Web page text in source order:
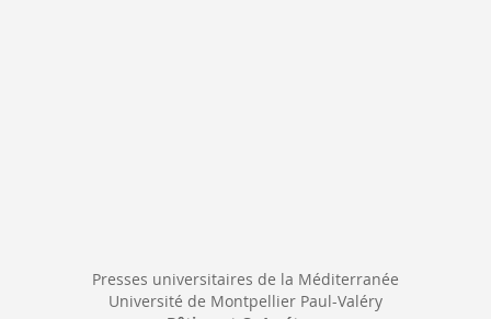
Presses universitaires de la Méditerranée
Université de Montpellier Paul-Valéry